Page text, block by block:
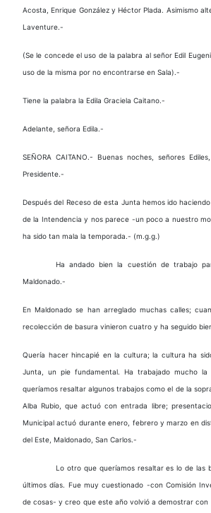
Acosta, Enrique González y Héctor Plada. Asimismo
Laventure.-
(Se le concede el uso de la palabra al señor Edil
uso de la misma por no encontrarse en Sala).-
Tiene la palabra la Edila Graciela Caitano.-
Adelante, señora Edila.-
SEÑORA CAITANO.- Buenas noches, señores
Presidente.-
Después del Receso de esta Junta hemos ido
de la Intendencia y nos parece -un poco a nuestro
ha sido tan mala la temporada.- (m.g.g.)
Ha andado bien la cuestión de trabajo
Maldonado.-
En Maldonado se han arreglado muchas calles;
recolección de basura vinieron cuatro y ha seguido
Quería hacer hincapié en la cultura; la cultura ha
Junta, un pie fundamental. Ha trabajado mucho
queríamos resaltar algunos trabajos como el de la
Alba Rubio, que actuó con entrada libre;
Municipal actuó durante enero, febrero y marzo en
del Este, Maldonado, San Carlos.-
Lo otro que queríamos resaltar es lo de las
últimos días. Fue muy cuestionado -con Comisión
de cosas- y creo que este año volvió a demostrar con